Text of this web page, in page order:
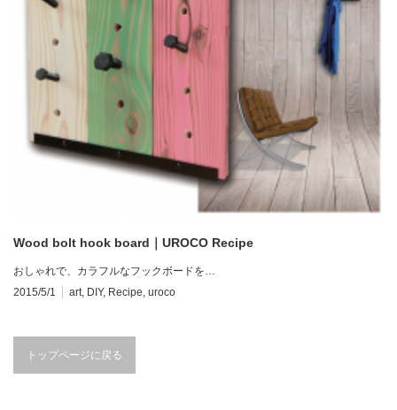
Wood bolt hook board｜UROCO Recipe
おしゃれで、カラフルなフックボードを…
2015/5/1
art, DIY, Recipe, uroco
トップページに戻る